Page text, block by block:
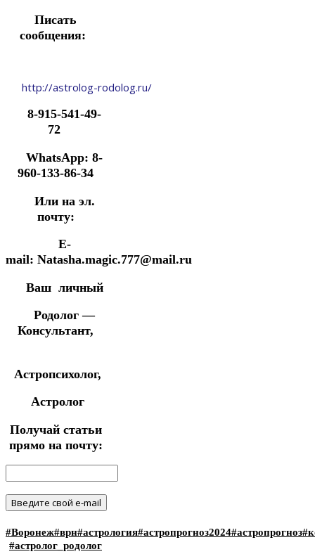
Писать
сообщения:
http://astrolog-rodolog.ru/
8-915-541-49-
72
WhatsApp: 8-
960-133-86-34
Или на эл.
почту:
E-
mail: Natasha.magic.777@mail.ru
Ваш личный
Родолог —
Консультант,
Астропсихолог,
Астролог
Получай статьи
прямо на почту:
#Воронеж#врн#астрология#астропрогноз2024#астропрогноз
#астролог_родолог